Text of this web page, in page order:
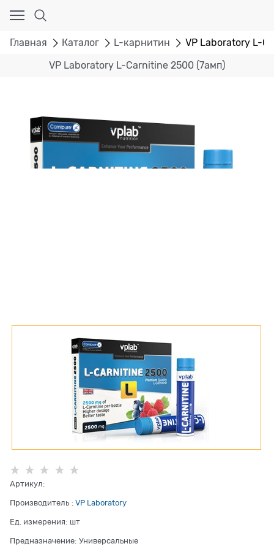
Главная Каталог L-карнитин VP Laboratory L-
VP Laboratory L-Carnitine 2500 (7амп)
Артикул:
Производитель : VP Laboratory
Ед. измерения: шт
Предназначение: Универсальные